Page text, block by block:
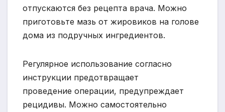
отпускаются без рецепта врача. Можно
приготовьте мазь от жировиков на голове
дома из подручных ингредиентов.
Регулярное использование согласно
инструкции предотвращает
проведение операции, предупреждает
рецидивы. Можно самостоятельно